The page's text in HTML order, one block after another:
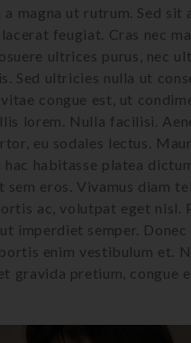
magna ut rutrum. Sed sit
feugiat. Cras nec
ultrices purus, nec
Sed ultricies nulla ut
congue est, ut
lorem. Nulla facilisi.
eu sodales lectus.
habitasse platea
sem eros. Vivamus diam
ac, volutpat eget nisl.
imperdiet semper.
enim vestibulum et.
gravida pretium, congue